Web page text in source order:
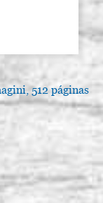
512 páginas